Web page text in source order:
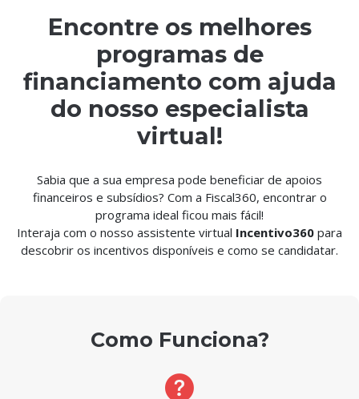
Encontre os melhores
programas de
financiamento com ajuda
do nosso especialista
virtual!
Sabia que a sua empresa pode beneficiar de apoios
financeiros e subsídios? Com a Fiscal360, encontrar o
programa ideal ficou mais fácil!
Interaja com o nosso assistente virtual Incentivo360 para
descobrir os incentivos disponíveis e como se candidatar.
Como Funciona?